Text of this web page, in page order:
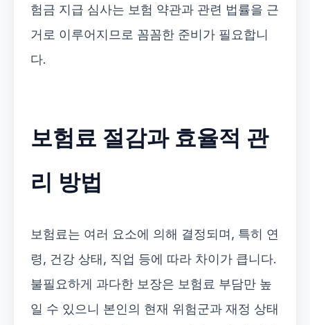
험금 지급 심사는 보험 약관과 관련 법률을 근
거로 이루어지므로 꼼꼼한 준비가 필요합니
다.
보험료 절감과 효율적 관
리 방법
보험료는 여러 요소에 의해 결정되며, 특히 연
령, 건강 상태, 직업 등에 따라 차이가 큽니다.
불필요하게 과다한 보장은 보험료 부담만 높
일 수 있으니 본인의 현재 위험군과 재정 상태